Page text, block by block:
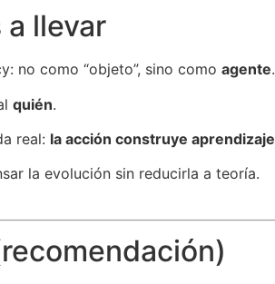
llevar
no como “objeto”, sino como agente.
quién.
real: la acción construye aprendizaje
la evolución sin reducirla a teoría.